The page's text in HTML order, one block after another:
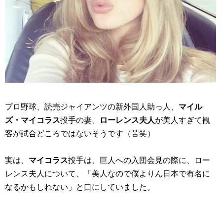
プロ野球、読売ジャイアンツの新外国人助っ人、 マイル
ズ・マイコラス投手の妻、 ローレンス夫人が美人すぎて観
客が試合どころではないそうです（苦笑）
実は、 マイコラス投手は、巨人への入団会見の際に、ロー
レンス夫人について、「美人なので僕よりん日本で有名に
なるかもしれない」と口にしていました。